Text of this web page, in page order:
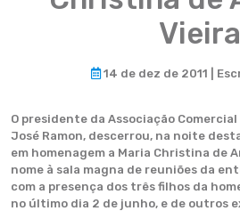
Vieira
14 de dez de 2011 |
O presidente da Associação Comercial
José Ramon, descerrou, na noite
em homenagem a Maria Christina de
nome à sala magna de reuniões da
com a presença dos três filhos da
no último dia 2 de junho, e de outros